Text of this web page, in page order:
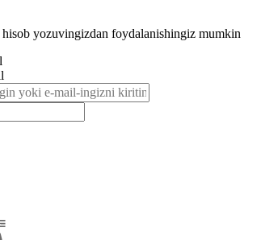
hisob yozuvingizdan foydalanishingiz mumkin